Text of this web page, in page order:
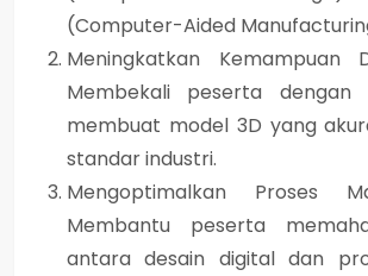
(Computer-Aided
Meningkatkan Kemampuan
Membekali peserta dengan
membuat model 3D yang
standar industri.
Mengoptimalkan Proses
Membantu peserta
antara desain digital dan